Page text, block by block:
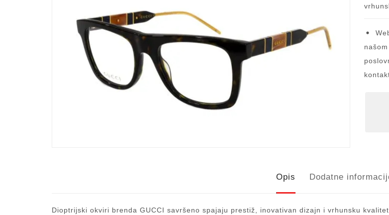
Opis Dodatne
Dioptrijski okviri brenda GUCCI savršeno spajaju prestiž, inovativan dizajn i vrhunsku